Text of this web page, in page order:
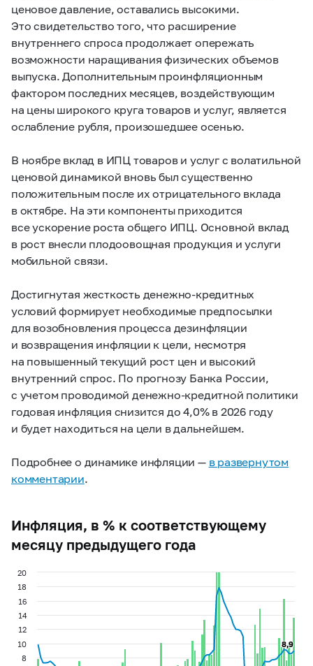
ценовое давление, оставались высокими.
Это свидетельство того, что расширение
внутреннего спроса продолжает опережать
возможности наращивания физических объемов
выпуска. Дополнительным проинфляционным
фактором последних месяцев, воздействующим
на цены широкого круга товаров и услуг, является
ослабление рубля, произошедшее осенью.
В ноябре вклад в ИПЦ товаров и услуг с волатильной
ценовой динамикой вновь был существенно
положительным после их отрицательного вклада
в октябре. На эти компоненты приходится
все ускорение роста общего ИПЦ. Основной вклад
в рост внесли плодоовощная продукция и услуги
мобильной связи.
Достигнутая жесткость денежно-кредитных
условий формирует необходимые предпосылки
для возобновления процесса дезинфляции
и возвращения инфляции к цели, несмотря
на повышенный текущий рост цен и высокий
внутренний спрос. По прогнозу Банка России,
с учетом проводимой денежно-кредитной политики
годовая инфляция снизится до 4,0% в 2026 году
и будет находиться на цели в дальнейшем.
Подробнее о динамике инфляции — в развернутом
комментарии.
Инфляция, в % к соответствующему
месяцу предыдущего года
8,9
8,9
8
10
12
14
16
18
20